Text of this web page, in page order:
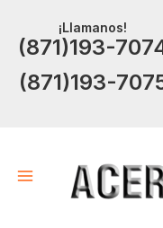
contenido
¡Llamanos!
(871)193-
(871)193-